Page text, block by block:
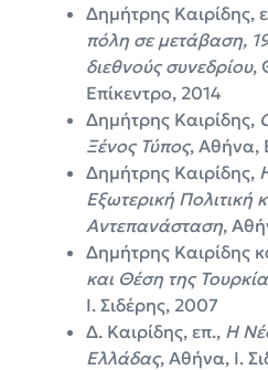
Δημήτρης Καιρίδης,
πόλη σε μετάβαση,
διεθνούς συνεδρίου,
Επίκεντρο, 2014
Δημήτρης Καιρίδης,
Ξένος Τύπος, Αθήνα,
Δημήτρης Καιρίδης,
Εξωτερική Πολιτική
Aντεπανάσταση,
Δημήτρης Καιρίδης
και Θέση της
Ι. Σιδέρης, 2007
Δ. Καιρίδης, επ., Η
Ελλάδας, Αθήνα, Ι.